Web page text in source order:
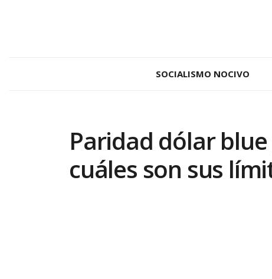
SOCIALISMO NOCIVO
Paridad dólar
cuáles son sus